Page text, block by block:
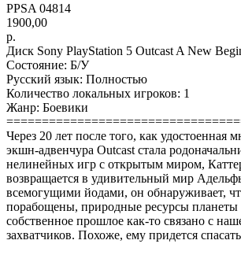
PPSA 04814
1900,00
р.
Диск Sony PlayStation 5 Outcast A New
Состояние: Б/У
Русский язык: Полностью
Количество локальных игроков: 1
Жанр: Боевики
Через 20 лет после того, как удостоенная
экшн-адвенчура Outcast стала
нелинейных игр с открытым миром,
возвращается в удивительный мир
всемогущими йодами, он обнаруживает,
порабощены, природные ресурсы планеты
собственное прошлое как-то связано с
захватчиков. Похоже, ему придется